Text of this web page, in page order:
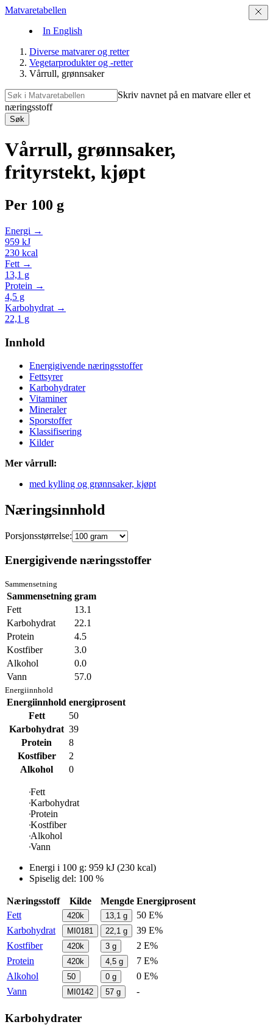
Matvaretabellen
In English
Diverse matvarer og retter
Vegetarprodukter og -retter
Vårrull, grønnsaker
Skriv navnet på en matvare eller et
næringsstoff
Søk
Vårrull, grønnsaker,
frityrstekt, kjøpt
Per 100 g
Energi →
959 kJ
230 kcal
Fett →
13,1 g
Protein →
4,5 g
Karbohydrat →
22,1 g
Innhold
Energigivende næringsstoffer
Fettsyrer
Karbohydrater
Vitaminer
Mineraler
Sporstoffer
Klassifisering
Kilder
Mer vårrull:
med kylling og grønnsaker, kjøpt
Næringsinnhold
Porsjonsstørrelse:
Energigivende næringsstoffer
Sammensetning
Sammensetning gram
Fett
13.1
Karbohydrat
22.1
Protein
4.5
Kostfiber
3.0
Alkohol
0.0
Vann
57.0
Energiinnhold
Energiinnhold energiprosent
Fett
50
Karbohydrat 39
Protein
8
Kostfiber
2
Alkohol
0
Fett
Karbohydrat
Protein
Kostfiber
Alkohol
Vann
Energi i 100 g: 959 kJ (230 kcal)
Spiselig del: 100 %
Næringsstoff Kilde Mengde Energiprosent
Fett
420k 13,1 g
50 E%
Karbohydrat
MI0181 22,1 g
39 E%
Kostfiber
420k 3 g
2 E%
Protein
420k 4,5 g
7 E%
Alkohol
50 0 g
0 E%
Vann
MI0142 57 g -
Karbohydrater